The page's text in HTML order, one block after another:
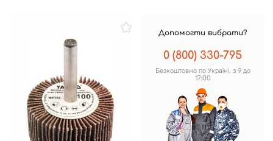
Допомогти вибрати?
0 (800) 330-795
Безкоштовно по Україні. з 9 до
17:00